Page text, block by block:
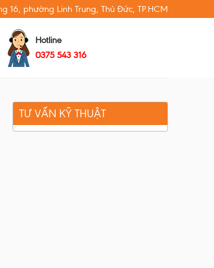
16, phường Linh Trung, Thủ Đức, TP.HCM
Hotline
0375 543 316
TƯ VẤN KỸ THUẬT